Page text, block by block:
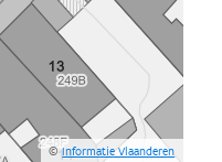
©Informatie Vlaanderen